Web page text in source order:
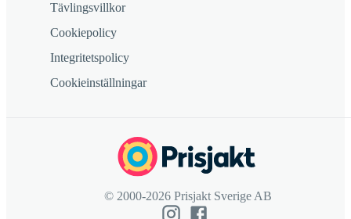
Tävlingsvillkor
Cookiepolicy
Integritetspolicy
Cookieinställningar
© 2000-2026 Prisjakt Sverige AB